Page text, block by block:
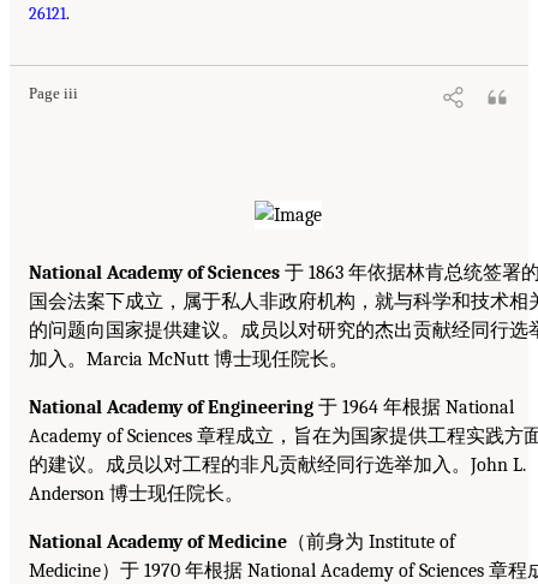
26121.
Page iii
National Academy of Sciences 于 1863 年依据林肯总统签署
国会法案下成立，属于私人非政府机构，就与科学和技术相
的问题向国家提供建议。成员以对研究的杰出贡献经同行选
加入。Marcia McNutt 博士现任院长。
National Academy of Engineering 于 1964 年根据 National
Academy of Sciences 章程成立，旨在为国家提供工程实践方
的建议。成员以对工程的非凡贡献经同行选举加入。John L.
Anderson 博士现任院长。
National Academy of Medicine （前身为 Institute of
Medicine）于 1970 年根据 National Academy of Sciences 章程